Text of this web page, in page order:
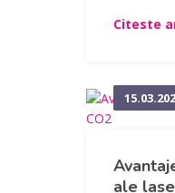
Citeste
ale